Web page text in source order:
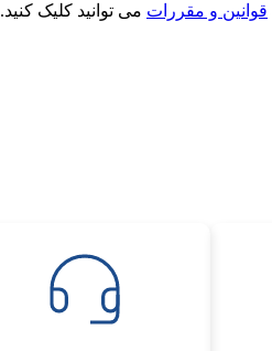
قوانین و مقررات می توانید کلیک کنید.